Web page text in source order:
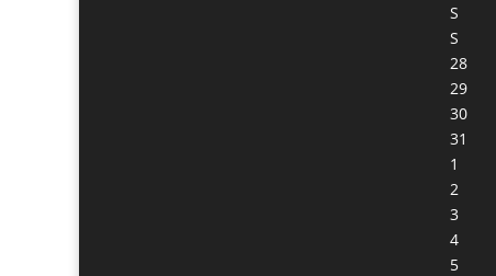
S
S
28
29
30
31
1
2
3
4
5